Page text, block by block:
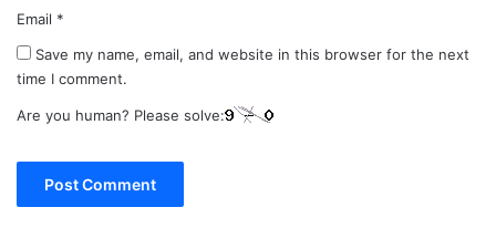
Email *
Save my name, email, and website in this browser for the next
time I comment.
Are you human? Please solve: